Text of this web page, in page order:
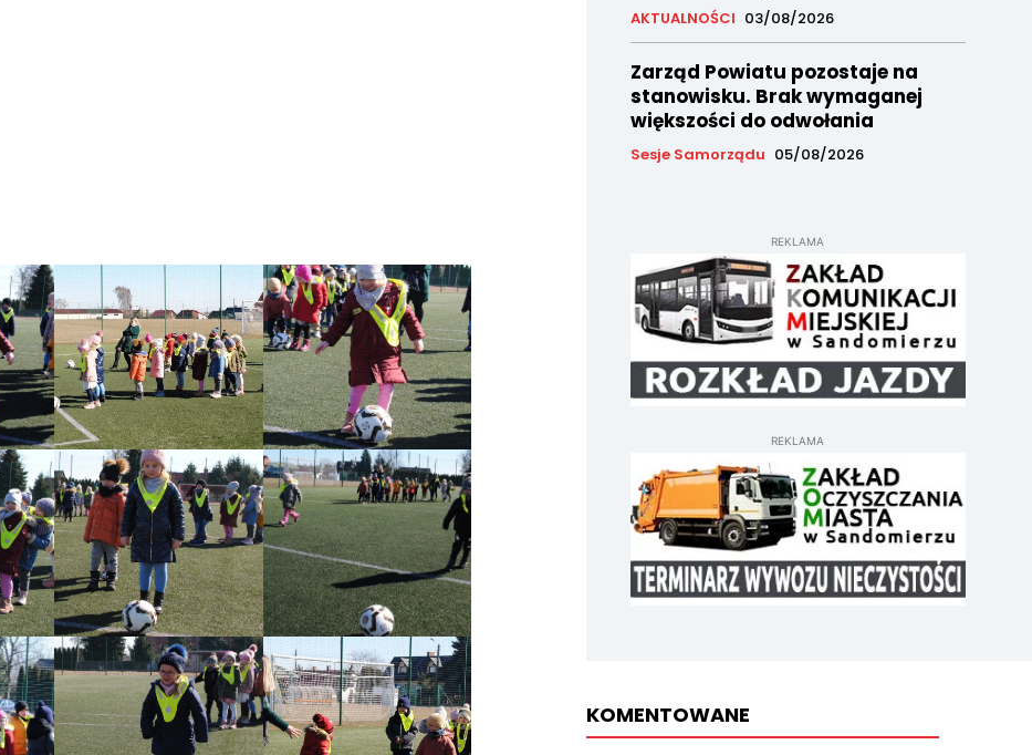
AKTUALNOŚCI 03/08/2026
Zarząd Powiatu pozostaje na
stanowisku. Brak wymaganej
większości do odwołania
Sesje Samorządu 05/08/2026
REKLAMA
REKLAMA
KOMENTOWANE